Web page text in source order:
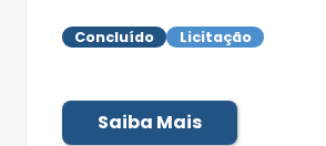
Concluído Licitação
Saiba Mais